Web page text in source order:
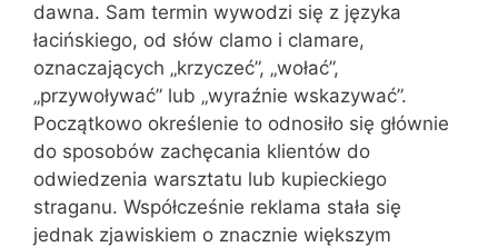
dawna. Sam termin wywodzi się z języka
łacińskiego, od słów clamo i clamare,
oznaczających „krzyczeć”, „wołać”,
„przywoływać” lub „wyraźnie wskazywać”.
Początkowo określenie to odnosiło się głównie
do sposobów zachęcania klientów do
odwiedzenia warsztatu lub kupieckiego
straganu. Współcześnie reklama stała się
jednak zjawiskiem o znacznie większym